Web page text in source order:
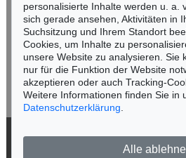
Jetzt zum Newsletter
personalisierte Inhalte werden u. a.
sich gerade ansehen, Aktivitäten in
Suchsitzung und Ihrem Standort
Cookies, um Inhalte zu
unsere Website zu analysieren. Sie
nur für die Funktion der Website
akzeptieren oder auch Tracking-
Weitere Informationen finden Sie in
Datenschutzerklärung
Alle